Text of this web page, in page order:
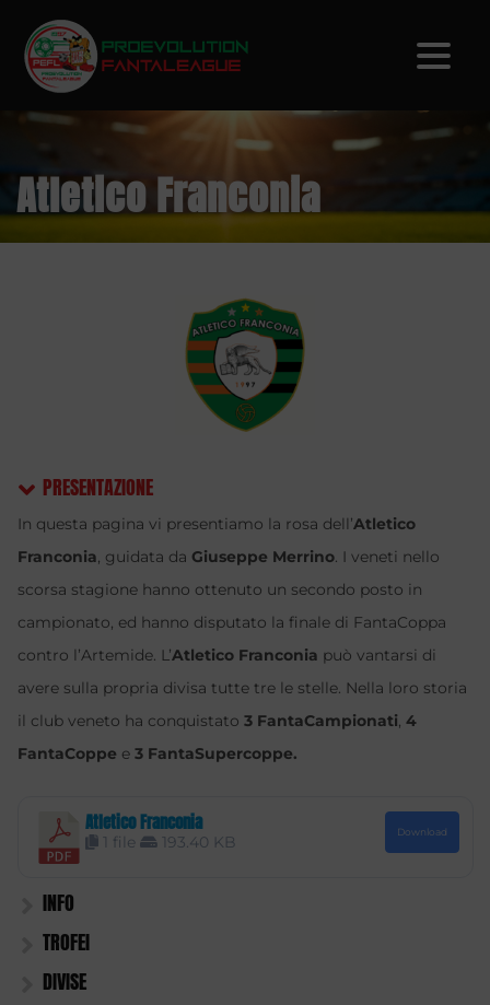
Atletico Franconia
PRESENTAZIONE
In questa pagina vi presentiamo la rosa dell’Atletico
Franconia, guidata da Giuseppe Merrino. I veneti nello
scorsa stagione hanno ottenuto un secondo posto in
campionato, ed hanno disputato la finale di FantaCoppa
contro l’Artemide. L’Atletico Franconia può vantarsi di
avere sulla propria divisa tutte tre le stelle. Nella loro storia
il club veneto ha conquistato 3 FantaCampionati, 4
FantaCoppe e 3 FantaSupercoppe.
Atletico Franconia
1 file 193.40 KB Download
INFO
TROFEI
DIVISE